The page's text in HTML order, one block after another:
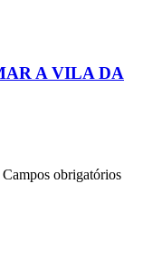
A VILA DA
Campos obrigatórios